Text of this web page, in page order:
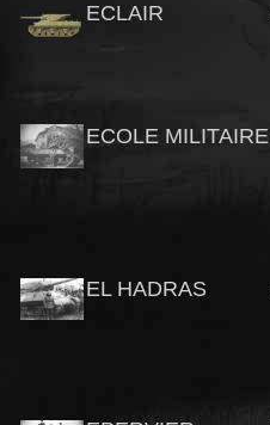
ECLAIR
ECOLE MILITAIRE
EL HADRAS